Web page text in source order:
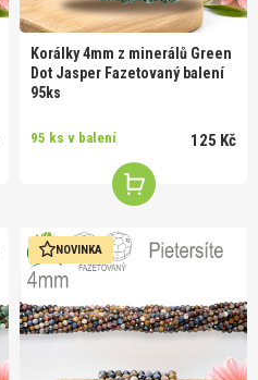
Korálky 4mm z minerálů Green
Dot Jasper Fazetovaný balení
95ks
95 ks v balení 125 Kč
NOVINKA